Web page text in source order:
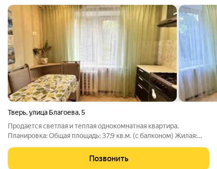
Тверь,улица Благоева,5
Продается светлая и теплая однокомнатная квартира.
Планировка: Общая площадь: 37,9 кв.м. (с балконом) Жилая:
инфраструктура магазины, аптеки, остановки транспорта.
Удобный выезд на основные
Позвонить